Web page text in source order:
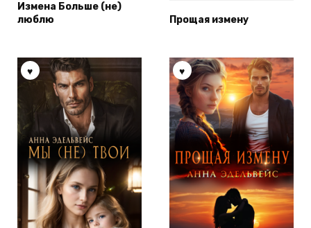
Измена Больше (не)
люблю
Прощая измену